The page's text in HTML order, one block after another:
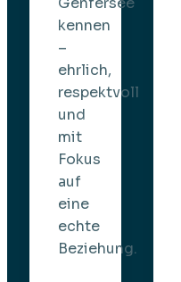
kennen
–
ehrlich,
respektvoll
und
mit
Fokus
auf
eine
echte
Beziehung.